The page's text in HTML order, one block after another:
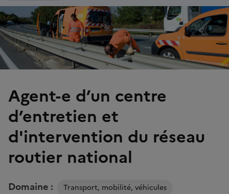
Image
Agent-e d’un centre
d’entretien et
d'intervention du réseau
routier national
Domaine : Transport, mobilité, véhicules